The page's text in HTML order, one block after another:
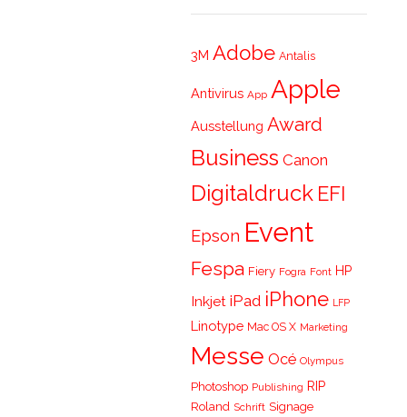
3M Adobe Antalis
Antivirus App Apple
Ausstellung Award
Business Canon
Digitaldruck EFI
Epson Event
Fespa Fiery Fogra Font HP
Inkjet iPad iPhone LFP
Linotype Mac OS X Marketing
Messe Océ Olympus
Photoshop Publishing RIP
Roland Schrift Signage